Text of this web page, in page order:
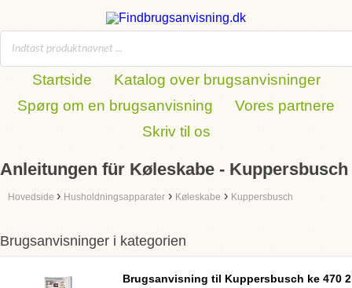
Startside
Katalog over brugsanvisninger
Spørg om en brugsanvisning
Vores partnere
Skriv til os
Anleitungen für Køleskabe - Kuppersbusch
Hovedside › Husholdningsapparater › Køleskabe › Kuppersbusch
Brugsanvisninger i kategorien
Brugsanvisning til Kuppersbusch ke 470 2